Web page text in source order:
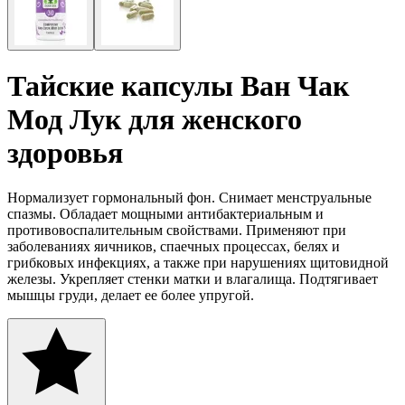
Тайские капсулы Ван Чак
Мод Лук для женского
здоровья
Нормализует гормональный фон. Снимает менструальные
спазмы. Обладает мощными антибактериальным и
противовоспалительным свойствами. Применяют при
заболеваниях яичников, спаечных процессах, белях и
грибковых инфекциях, а также при нарушениях щитовидной
железы. Укрепляет стенки матки и влагалища. Подтягивает
мышцы груди, делает ее более упругой.